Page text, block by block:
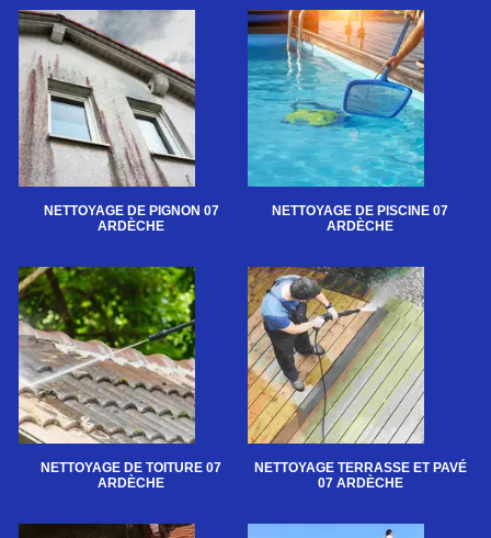
NETTOYAGE DE PIGNON 07
ARDÈCHE
NETTOYAGE DE PISCINE 07
ARDÈCHE
NETTOYAGE DE TOITURE 07
ARDÈCHE
NETTOYAGE TERRASSE ET PAVÉ
07 ARDÈCHE